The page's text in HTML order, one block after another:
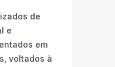
de
e
em
voltados à